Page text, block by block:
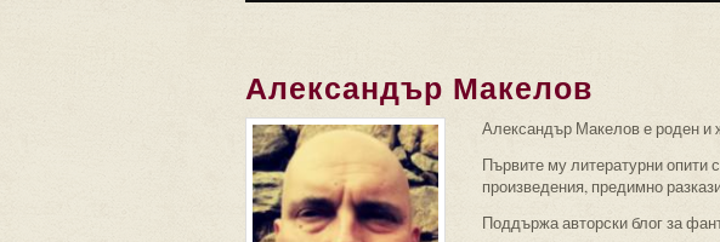
Александър Макелов
Александър Макелов е роден и
Първите му литературни опити
произведения, предимно
Поддържа авторски блог за